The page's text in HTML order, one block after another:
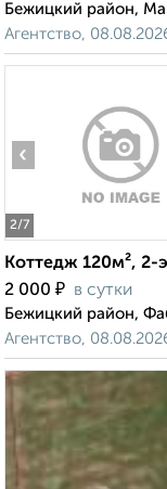
Бежицкий район,
Агентство,
2/7
‹
Коттедж 120м², 2-
2 000 ₽ в сутки
Бежицкий район,
Агентство,